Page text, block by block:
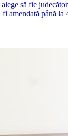
să fie
fi amendată până